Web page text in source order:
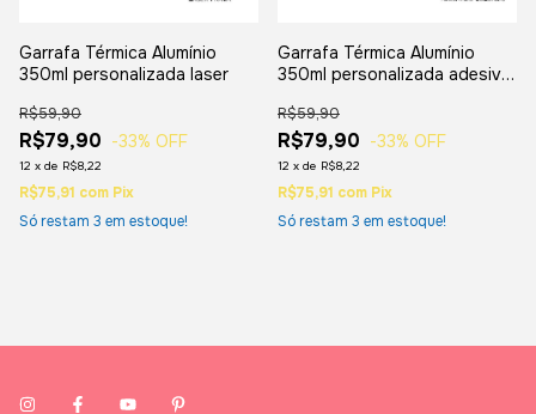
Garrafa Térmica Alumínio
350ml personalizada laser
R$79,90
R$59,90
-33% OFF
12 x de R$8,22
R$75,91 com Pix
Só restam 3 em estoque!
Garrafa Térmica Alumínio
350ml personalizada adesivo
R$79,90
R$59,90
-33% OFF
12 x de R$8,22
R$75,91 com Pix
Só restam 3 em estoque!